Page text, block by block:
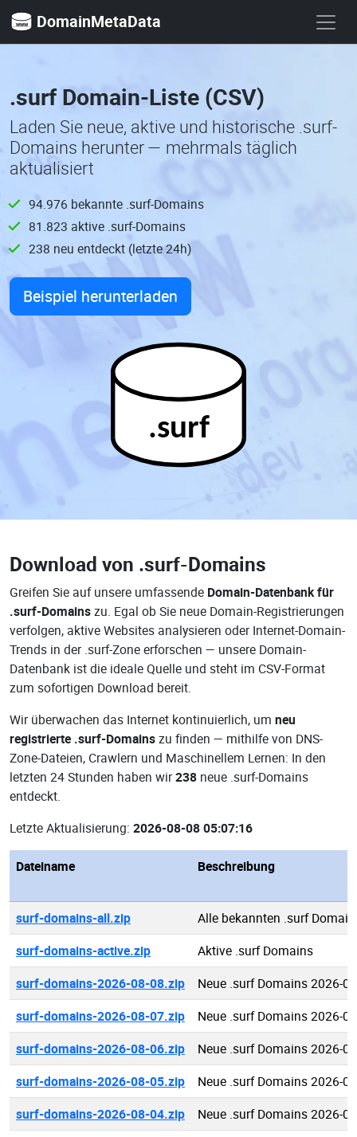
DomainMetaData
.surf Domain-Liste (CSV)
Laden Sie neue, aktive und historische .surf-
Domains herunter — mehrmals täglich
aktualisiert
94.976 bekannte .surf-Domains
81.823 aktive .surf-Domains
238 neu entdeckt (letzte 24h)
Beispiel herunterladen
.surf
Download von .surf-Domains
Greifen Sie auf unsere umfassende Domain-Datenbank für
.surf-Domainszu. Egal ob Sie neue Domain-Registrierungen
verfolgen, aktive Websites analysieren oder Internet-Domain-
Trends in der .surf-Zone erforschen — unsere Domain-
Datenbank ist die ideale Quelle und steht im CSV-Format
zum sofortigen Download bereit.
Wir überwachen das Internet kontinuierlich, um neu
registrierte .surf-Domainszu finden — mithilfe von DNS-
Zone-Dateien, Crawlern und Maschinellem Lernen: In den
letzten 24 Stunden haben wir238 neue .surf-Domains
entdeckt.
Letzte Aktualisierung: 2026-08-08 05:07:16
Dateiname Beschreibung
surf-domains-all.zip
Alle bekannten .surf
surf-domains-active.zip
Aktive .surf Domains
surf-domains-2026-08-08.zip
Neue .surf Domains 2026-
surf-domains-2026-08-07.zip
Neue .surf Domains 2026-
surf-domains-2026-08-06.zip
Neue .surf Domains 2026-
surf-domains-2026-08-05.zip
Neue .surf Domains 2026-
surf-domains-2026-08-04.zip
Neue .surf Domains 2026-